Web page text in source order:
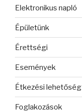
Elektronikus napló
Épületünk
Érettségi
Események
Étkezési lehetőség
Foglakozások